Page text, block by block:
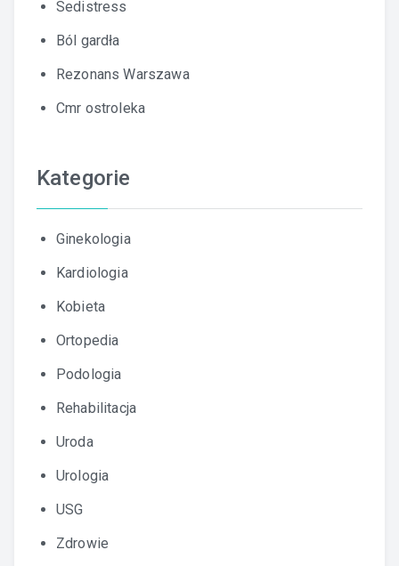
Sedistress
Ból gardła
Rezonans Warszawa
Cmr ostroleka
Kategorie
Ginekologia
Kardiologia
Kobieta
Ortopedia
Podologia
Rehabilitacja
Uroda
Urologia
USG
Zdrowie